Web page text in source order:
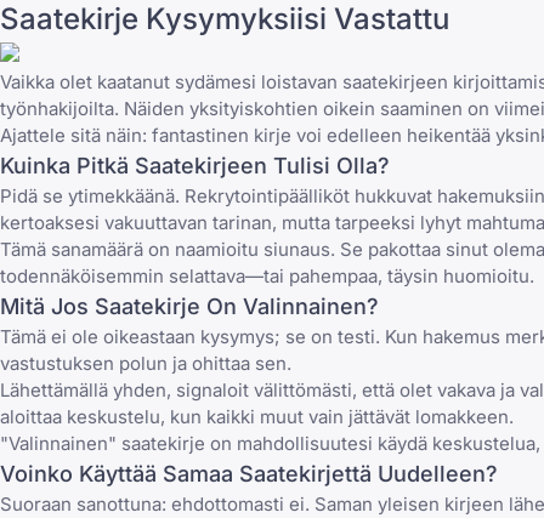
Saatekirje Kysymyksiisi Vastattu
Vaikka olet kaatanut sydämesi loistavan saatekirjeen
työnhakijoilta. Näiden yksityiskohtien oikein saaminen on
Ajattele sitä näin: fantastinen kirje voi edelleen heikentää
Kuinka Pitkä Saatekirjeen Tulisi Olla?
Pidä se ytimekkäänä. Rekrytointipäälliköt hukkuvat
kertoaksesi vakuuttavan tarinan, mutta tarpeeksi lyhyt
Tämä sanamäärä on naamioitu siunaus. Se pakottaa sinut
todennäköisemmin selattava—tai pahempaa, täysin huomioitu.
Mitä Jos Saatekirje On Valinnainen?
Tämä ei ole oikeastaan kysymys; se on testi. Kun hakemus
vastustuksen polun ja ohittaa sen.
Lähettämällä yhden, signaloit välittömästi, että olet vakava ja
aloittaa keskustelu, kun kaikki muut vain jättävät lomakkeen.
"Valinnainen" saatekirje on mahdollisuutesi käydä
Voinko Käyttää Samaa Saatekirjettä Uudelleen?
Suoraan sanottuna: ehdottomasti ei. Saman yleisen kirjeen